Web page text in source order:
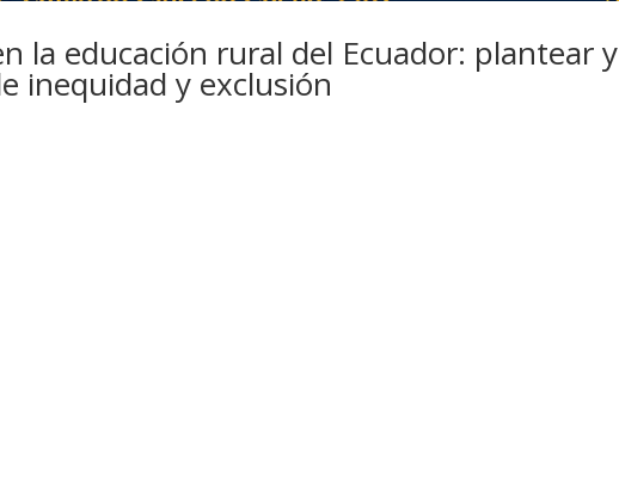
la educación rural del Ecuador: plantear y
inequidad y exclusión